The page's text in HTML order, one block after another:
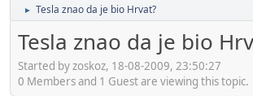
► Tesla znao da je bio Hrvat?
Tesla znao da je bio
Started by zoskoz, 18-08-2009, 23:50:27
0 Members and 1 Guest are viewing this topic.